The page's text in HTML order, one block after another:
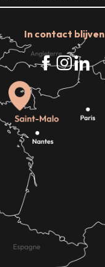
In contact blijven